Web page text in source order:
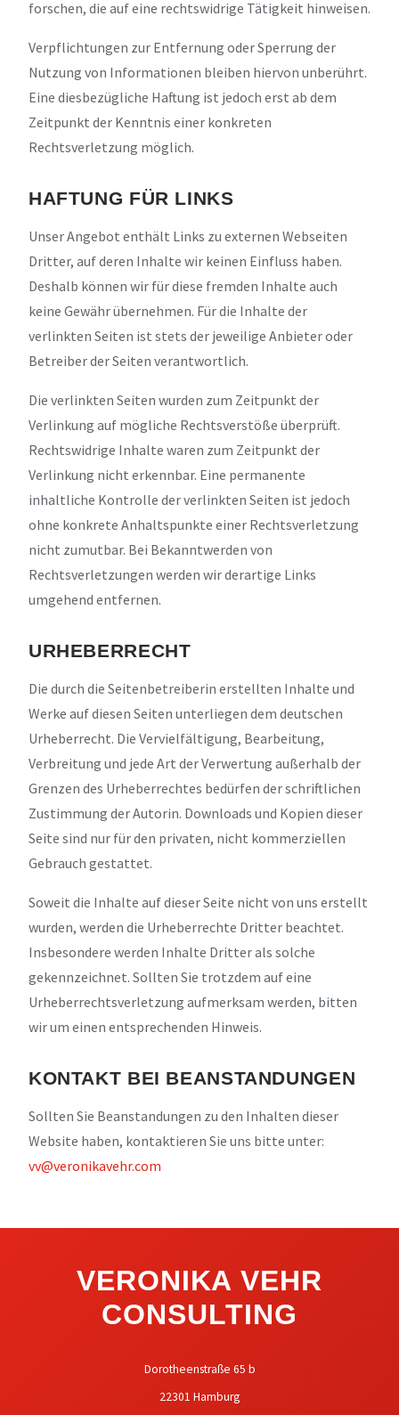
forschen, die auf eine rechtswidrige Tätigkeit hinweisen.
Verpflichtungen zur Entfernung oder Sperrung der
Nutzung von Informationen bleiben hiervon unberührt.
Eine diesbezügliche Haftung ist jedoch erst ab dem
Zeitpunkt der Kenntnis einer konkreten
Rechtsverletzung möglich.
HAFTUNG FÜR LINKS
Unser Angebot enthält Links zu externen Webseiten
Dritter, auf deren Inhalte wir keinen Einfluss haben.
Deshalb können wir für diese fremden Inhalte auch
keine Gewähr übernehmen. Für die Inhalte der
verlinkten Seiten ist stets der jeweilige Anbieter oder
Betreiber der Seiten verantwortlich.
Die verlinkten Seiten wurden zum Zeitpunkt der
Verlinkung auf mögliche Rechtsverstöße überprüft.
Rechtswidrige Inhalte waren zum Zeitpunkt der
Verlinkung nicht erkennbar. Eine permanente
inhaltliche Kontrolle der verlinkten Seiten ist jedoch
ohne konkrete Anhaltspunkte einer Rechtsverletzung
nicht zumutbar. Bei Bekanntwerden von
Rechtsverletzungen werden wir derartige Links
umgehend entfernen.
URHEBERRECHT
Die durch die Seitenbetreiberin erstellten Inhalte und
Werke auf diesen Seiten unterliegen dem deutschen
Urheberrecht. Die Vervielfältigung, Bearbeitung,
Verbreitung und jede Art der Verwertung außerhalb der
Grenzen des Urheberrechtes bedürfen der schriftlichen
Zustimmung der Autorin. Downloads und Kopien dieser
Seite sind nur für den privaten, nicht kommerziellen
Gebrauch gestattet.
Soweit die Inhalte auf dieser Seite nicht von uns erstellt
wurden, werden die Urheberrechte Dritter beachtet.
Insbesondere werden Inhalte Dritter als solche
gekennzeichnet. Sollten Sie trotzdem auf eine
Urheberrechtsverletzung aufmerksam werden, bitten
wir um einen entsprechenden Hinweis.
KONTAKT BEI BEANSTANDUNGEN
Sollten Sie Beanstandungen zu den Inhalten dieser
Website haben, kontaktieren Sie uns bitte unter:
vv@veronikavehr.com
VERONIKA VEHR
CONSULTING
Dorotheenstraße 65 b
22301 Hamburg